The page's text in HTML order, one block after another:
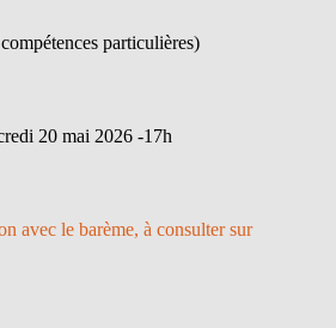
particulières)
20 mai 2026 -17h
avec le barème, à consulter sur